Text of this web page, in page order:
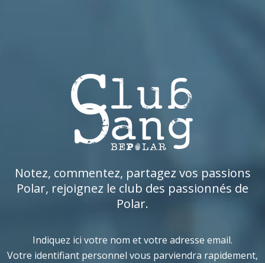
Notez, commentez, partagez vos passions
Polar, rejoignez le club des passionnés de
Polar.
Indiquez ici votre nom et votre adresse email.
Votre identifiant personnel vous parviendra rapidement,